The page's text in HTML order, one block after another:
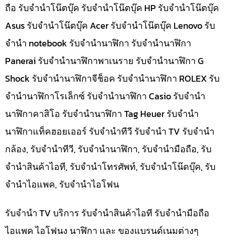
ถือ รับจำนำโน๊ตบุ๊ค รับจำนำโน๊ตบุ๊ค HP รับจำนำโน๊ตบุ๊ค
Asus รับจำนำโน๊ตบุ๊ค Acer รับจำนำโน๊ตบุ๊ค Lenovo รับ
จำนำ notebook รับจำนำนาฬิกา รับจำนำนาฬิกา
Panerai รับจำนำนาฬิกาพาเนราย รับจำนำนาฬิกา G
Shock รับจำนำนาฬิกาจีช็อค รับจำนำนาฬิกา ROLEX รับ
จำนำนาฬิกาโรเล็กซ์ รับจำนำนาฬิกา Casio รับจำนำ
นาฬิกาคาสิโอ รับจำนำนาฬิกา Tag Heuer รับจำนำ
นาฬิกาแท็คฮอยเออร์ รับจำนำทีวี รับจำนำ TV รับจำนำ
กล้อง, รับจำนำทีวี, รับจำนำนาฬิกา, รับจำนำมือถือ, รับ
จำนำสินค้าไอที, รับจำนำโทรศัพท์, รับจำนำโน๊ดบุ๊ค, รับ
จำนำไอแพค, รับจำนำไอโฟน
รับจำนำ TV บริการ รับจำนำสินค้าไอที รับจำนำมือถือ
ไอแพค ไอโฟนง นาฬิกา และ ของแบรนด์เนมต่างๆ